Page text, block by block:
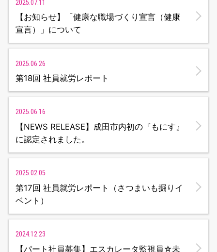
2025.07.11
【お知らせ】「健康な職場づくり宣言（健康
宣言）」について
2025.06.26
第18回 社員就労レポート
2025.06.16
【NEWS RELEASE】成田市内初の『もにす』
に認定されました。
2025.02.05
第17回 社員就労レポート（さつまいも掘りイ
ベント）
2024.12.23
【パート社員募集】エスカレータ監視員☆未